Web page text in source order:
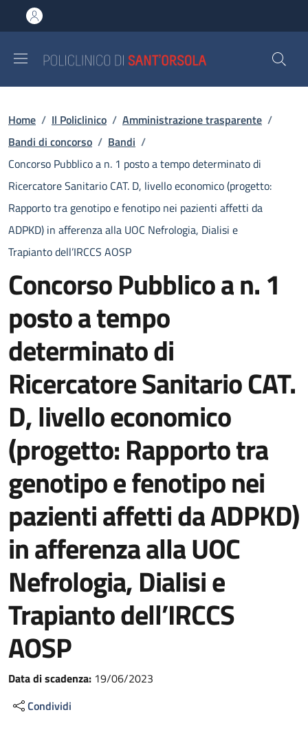
al contenuto principale
to footer content
Briciole di pane
Home / Il Policlinico / Amministrazione trasparente /
Bandi di concorso / Bandi /
Concorso Pubblico a n. 1 posto a tempo determinato di
Ricercatore Sanitario CAT. D, livello economico (progetto:
Rapporto tra genotipo e fenotipo nei pazienti affetti da
ADPKD) in afferenza alla UOC Nefrologia, Dialisi e
Trapianto dell’IRCCS AOSP
Concorso Pubblico a n. 1
posto a tempo
determinato di
Ricercatore Sanitario CAT.
D, livello economico
(progetto: Rapporto tra
genotipo e fenotipo nei
pazienti affetti da ADPKD)
in afferenza alla UOC
Nefrologia, Dialisi e
Trapianto dell’IRCCS
AOSP
Data di scadenza: 19/06/2023
Condividi